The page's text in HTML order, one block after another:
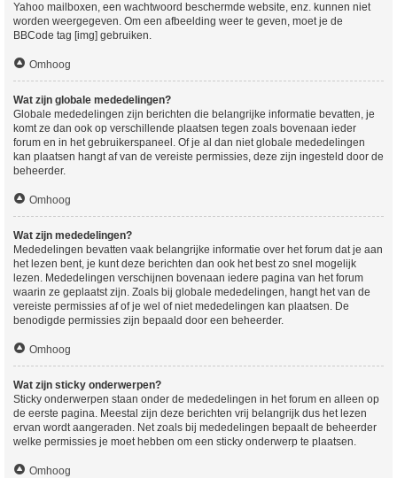
Yahoo mailboxen, een wachtwoord beschermde website, enz. kunnen niet
worden weergegeven. Om een afbeelding weer te geven, moet je de
BBCode tag [img] gebruiken.
Omhoog
Wat zijn globale mededelingen?
Globale mededelingen zijn berichten die belangrijke informatie bevatten, je
komt ze dan ook op verschillende plaatsen tegen zoals bovenaan ieder
forum en in het gebruikerspaneel. Of je al dan niet globale mededelingen
kan plaatsen hangt af van de vereiste permissies, deze zijn ingesteld door de
beheerder.
Omhoog
Wat zijn mededelingen?
Mededelingen bevatten vaak belangrijke informatie over het forum dat je aan
het lezen bent, je kunt deze berichten dan ook het best zo snel mogelijk
lezen. Mededelingen verschijnen bovenaan iedere pagina van het forum
waarin ze geplaatst zijn. Zoals bij globale mededelingen, hangt het van de
vereiste permissies af of je wel of niet mededelingen kan plaatsen. De
benodigde permissies zijn bepaald door een beheerder.
Omhoog
Wat zijn sticky onderwerpen?
Sticky onderwerpen staan onder de mededelingen in het forum en alleen op
de eerste pagina. Meestal zijn deze berichten vrij belangrijk dus het lezen
ervan wordt aangeraden. Net zoals bij mededelingen bepaalt de beheerder
welke permissies je moet hebben om een sticky onderwerp te plaatsen.
Omhoog